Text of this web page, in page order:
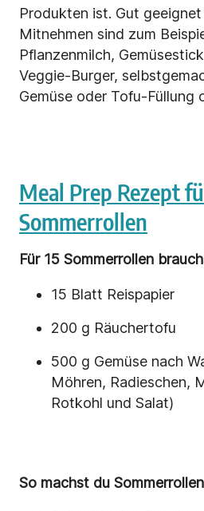
Produkten ist. Gut geeignet
Mitnehmen sind zum
Pflanzenmilch,
Veggie-Burger,
Gemüse oder Tofu-Füllung
Meal Prep Rezept
Sommerrollen
Für 15 Sommerrollen
15 Blatt Reispapier
200 g Räuchertofu
500 g Gemüse nach
Möhren, Radieschen,
Rotkohl und Salat)
So machst du